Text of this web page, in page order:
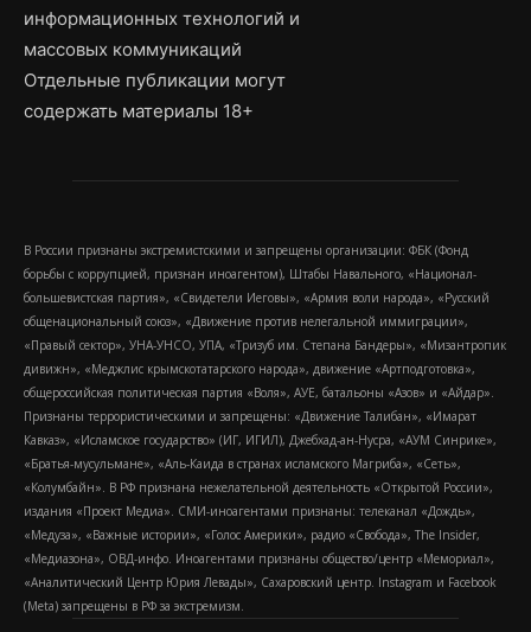
информационных технологий и
массовых коммуникаций
Отдельные публикации могут
содержать материалы 18+
В России признаны экстремистскими и запрещены организации: ФБК (Фонд
борьбы с коррупцией, признан иноагентом), Штабы Навального, «Национал-
большевистская партия», «Свидетели Иеговы», «Армия воли народа», «Русский
общенациональный союз», «Движение против нелегальной иммиграции»,
«Правый сектор», УНА-УНСО, УПА, «Тризуб им. Степана Бандеры», «Мизантропик
дивижн», «Меджлис крымскотатарского народа», движение «Артподготовка»,
общероссийская политическая партия «Воля», АУЕ, батальоны «Азов» и «Айдар».
Признаны террористическими и запрещены: «Движение Талибан», «Имарат
Кавказ», «Исламское государство» (ИГ, ИГИЛ), Джебхад-ан-Нусра, «АУМ Синрике»,
«Братья-мусульмане», «Аль-Каида в странах исламского Магриба», «Сеть»,
«Колумбайн». В РФ признана нежелательной деятельность «Открытой России»,
издания «Проект Медиа». СМИ-иноагентами признаны: телеканал «Дождь»,
«Медуза», «Важные истории», «Голос Америки», радио «Свобода», The Insider,
«Медиазона», ОВД-инфо. Иноагентами признаны общество/центр «Мемориал»,
«Аналитический Центр Юрия Левады», Сахаровский центр. Instagram и Facebook
(Metа) запрещены в РФ за экстремизм.